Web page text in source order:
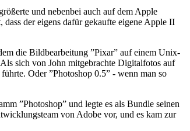
und nebenbei auch auf dem Apple
der eigens dafür gekaufte eigene Apple II
die Bildbearbeitung ”Pixar” auf einem Unix-
sich von John mitgebrachte Digitalfotos auf
Oder ”Photoshop 0.5” - wenn man so
”Photoshop” und legte es als Bundle seinen
von Adobe vor, und es kam zur